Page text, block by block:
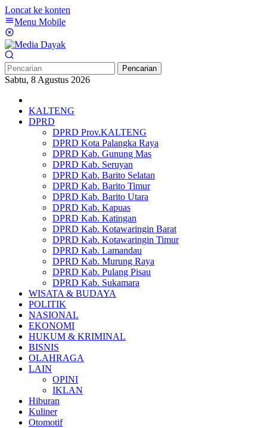
Loncat ke konten
Menu Mobile
Pencarian
Sabtu, 8 Agustus 2026
KALTENG
DPRD
DPRD Prov.KALTENG
DPRD Kota Palangka Raya
DPRD Kab. Gunung Mas
DPRD Kab. Seruyan
DPRD Kab. Barito Selatan
DPRD Kab. Barito Timur
DPRD Kab. Barito Utara
DPRD Kab. Kapuas
DPRD Kab. Katingan
DPRD Kab. Kotawaringin Barat
DPRD Kab. Kotawaringin Timur
DPRD Kab. Lamandau
DPRD Kab. Murung Raya
DPRD Kab. Pulang Pisau
DPRD Kab. Sukamara
WISATA & BUDAYA
POLITIK
NASIONAL
EKONOMI
HUKUM & KRIMINAL
BISNIS
OLAHRAGA
LAIN
OPINI
IKLAN
Hiburan
Kuliner
Otomotif